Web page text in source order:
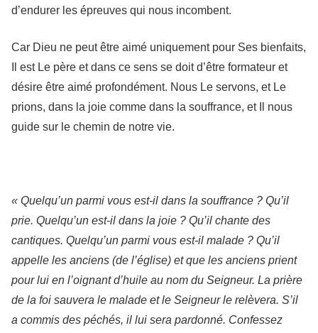
d’endurer les épreuves qui nous incombent.
Car Dieu ne peut être aimé uniquement pour Ses bienfaits,
Il est Le père et dans ce sens se doit d’être formateur et
désire être aimé profondément. Nous Le servons, et Le
prions, dans la joie comme dans la souffrance, et Il nous
guide sur le chemin de notre vie.
« Quelqu’un parmi vous est-il dans la souffrance ? Qu’il
prie. Quelqu’un est-il dans la joie ? Qu’il chante des
cantiques. Quelqu’un parmi vous est-il malade ? Qu’il
appelle les anciens (de l’église) et que les anciens prient
pour lui en l’oignant d’huile au nom du Seigneur. La prière
de la foi sauvera le malade et le Seigneur le relèvera. S’il
a commis des péchés, il lui sera pardonné. Confessez